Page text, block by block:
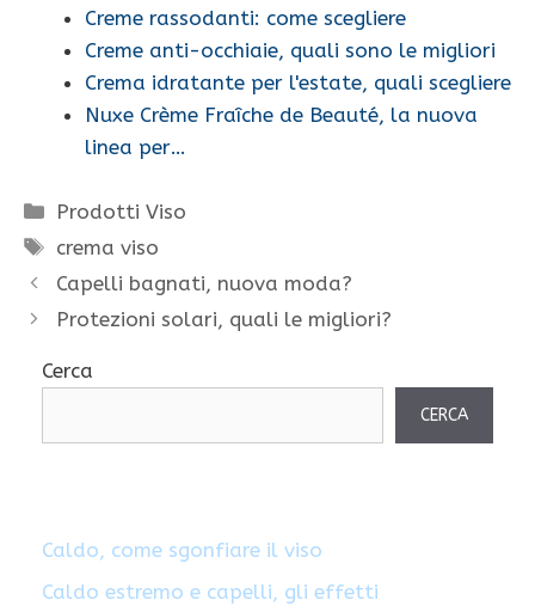
Creme rassodanti: come scegliere
Creme anti-occhiaie, quali sono le migliori
Crema idratante per l'estate, quali scegliere
Nuxe Crème Fraîche de Beauté, la nuova
linea per…
Categorie
Prodotti Viso
Tag
crema viso
Capelli bagnati, nuova moda?
Protezioni solari, quali le migliori?
Cerca
CERCA
Caldo, come sgonfiare il viso
Caldo estremo e capelli, gli effetti